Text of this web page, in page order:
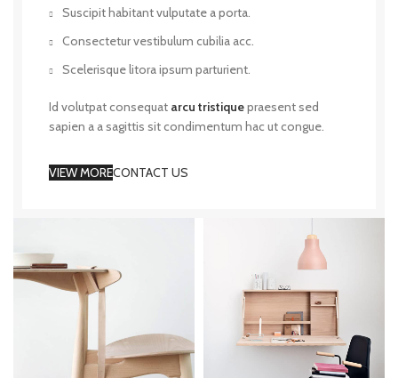
Suscipit habitant vulputate a porta.
Consectetur vestibulum cubilia acc.
Scelerisque litora ipsum parturient.
Id volutpat consequat arcu tristiquepraesent sed
sapien a a sagittis sit condimentum hac ut congue.
VIEW MORECONTACT US